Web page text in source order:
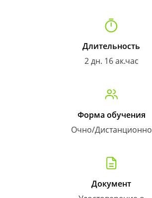
Длительность
2 дн. 16 ак.час
Форма обучения
Очно/Дистанционно
Документ